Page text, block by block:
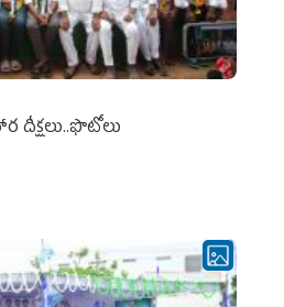
దీక్షలు..ఫొటోలు